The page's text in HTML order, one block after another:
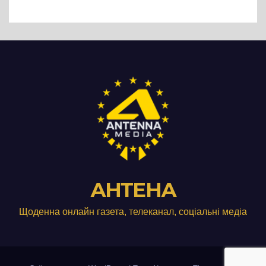
АНТЕНА
Щоденна онлайн газета, телеканал, соціальні медіа